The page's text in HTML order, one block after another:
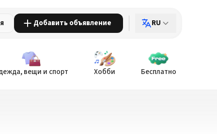
Добавить объявление RU
вещи и спорт Хобби Бесплатно